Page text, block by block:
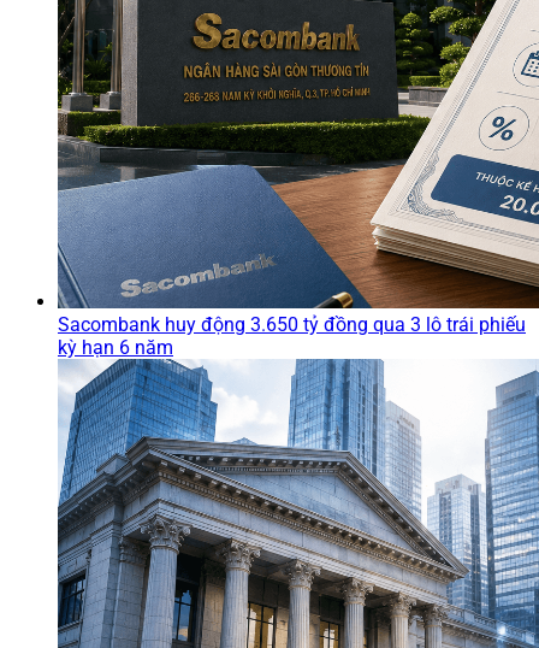
Sacombank huy động 3.650 tỷ đồng qua 3 lô trái phiếu
kỳ hạn 6 năm